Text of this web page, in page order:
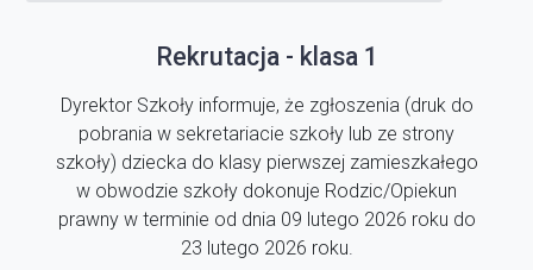
Rekrutacja - klasa 1
Dyrektor Szkoły informuje, że zgłoszenia (druk do
pobrania w sekretariacie szkoły lub ze strony
szkoły) dziecka do klasy pierwszej zamieszkałego
w obwodzie szkoły dokonuje Rodzic/Opiekun
prawny w terminie od dnia 09 lutego 2026 roku do
23 lutego 2026 roku.